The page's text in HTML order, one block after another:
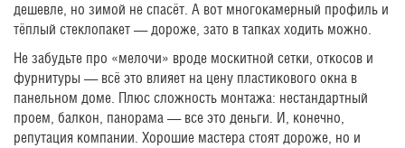
дешевле, но зимой не спасёт. А вот многокамерный профиль и
тёплый стеклопакет — дороже, зато в тапках ходить можно.
Не забудьте про «мелочи» вроде москитной сетки, откосов и
фурнитуры — всё это влияет на цену пластикового окна в
панельном доме. Плюс сложность монтажа: нестандартный
проем, балкон, панорама — все это деньги. И, конечно,
репутация компании. Хорошие мастера стоят дороже, но и